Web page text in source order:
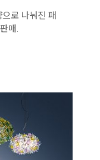
로 나눠진 패
매.